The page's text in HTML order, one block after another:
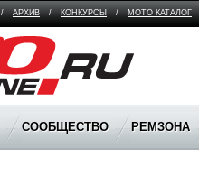
/ АРХИВ / КОНКУРСЫ / МОТО КАТАЛОГ
СООБЩЕСТВО РЕМЗОНА